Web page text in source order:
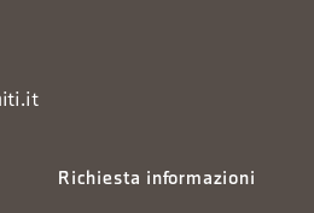
Richiesta informazioni